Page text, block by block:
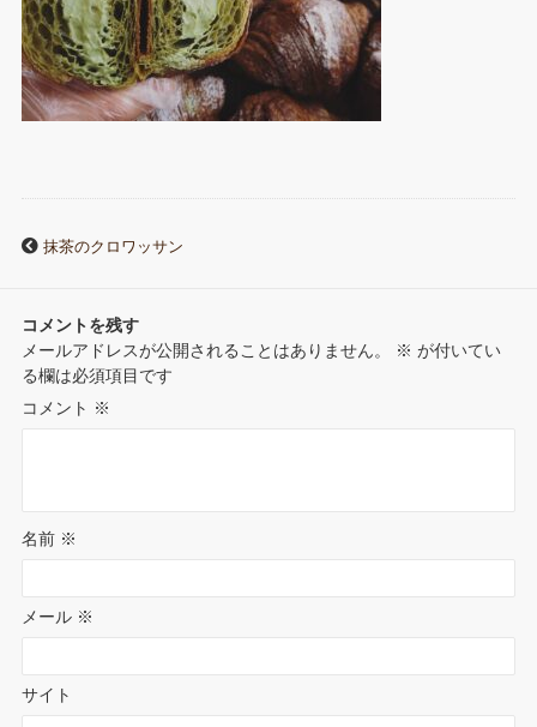
抹茶のクロワッサン
コメントを残す
メールアドレスが公開されることはありません。
※ が付いてい
る欄は必須項目です
コメント ※
名前 ※
メール ※
サイト